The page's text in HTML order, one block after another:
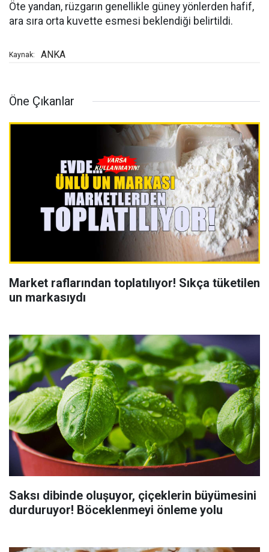
Öte yandan, rüzgarın genellikle güney yönlerden hafif,
ara sıra orta kuvette esmesi beklendiği belirtildi.
Kaynak: ANKA
Öne Çıkanlar
Market raflarından toplatılıyor! Sıkça tüketilen
un markasıydı
Saksı dibinde oluşuyor, çiçeklerin büyümesini
durduruyor! Böceklenmeyi önleme yolu